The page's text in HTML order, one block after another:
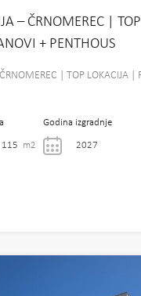
– ČRNOMEREC |
+ PENTHOUS
| TOP LOKACIJA |
115 m2
Godina izgradnje
2027